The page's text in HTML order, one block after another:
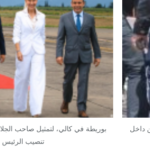
داخل
بوريطة في كالي، لتمثيل صاحب
تنصيب الرئيس